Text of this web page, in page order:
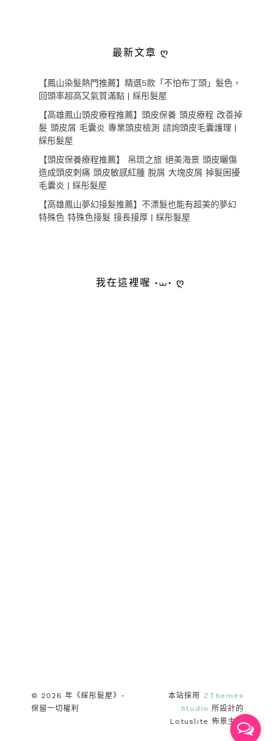
最新文章 ღ
【鳳山染髮熱門推薦】精選5款「不怕布丁頭」髮色，
回頭率超高又氣質滿點 | 綵彤髮屋
【高雄鳳山頭皮療程推薦】頭皮保養 頭皮療程 改善掉
髮 頭皮屑 毛囊炎 專業頭皮檢測 諮詢頭皮毛囊護理 |
綵彤髮屋
【頭皮保養療程推薦】 帛琉之旅 絕美海景 頭皮曬傷
造成頭皮刺痛 頭皮敏感紅腫 脫屑 大塊皮屑 掉髮困擾
毛囊炎 | 綵彤髮屋
【高雄鳳山夢幻接髮推薦】不漂髮也能有超美的夢幻
特殊色 特殊色接髮 接長接厚 | 綵彤髮屋
我在這裡喔 •⩊• ღ
© 2026 年《綵彤髮屋》-
保留一切權利
本站採用 ZThemes
Studio 所設計的
Lotuslite 佈景主題